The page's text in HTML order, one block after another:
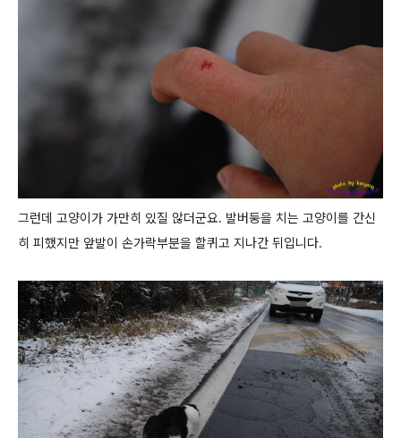
그런데 고양이가 가만히 있질 않더군요. 발버둥을 치는 고양이를 간신
히 피했지만 앞발이 손가락부분을 할퀴고 지나간 뒤입니다.